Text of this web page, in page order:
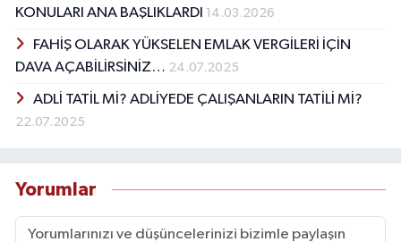
KONULARI ANA BAŞLIKLARDI 14.03.2026
FAHİŞ OLARAK YÜKSELEN EMLAK VERGİLERİ İÇİN
DAVA AÇABİLİRSİNİZ… 24.07.2025
ADLİ TATİL Mİ? ADLİYEDE ÇALIŞANLARIN TATİLİ Mİ?
22.07.2025
Yorumlar